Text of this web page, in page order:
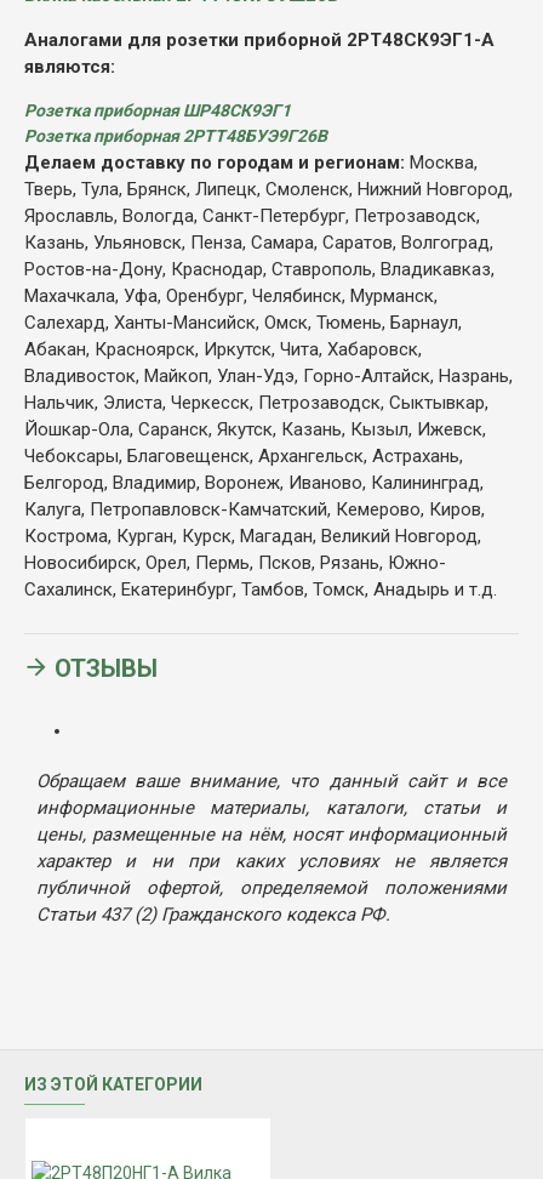
Аналогами для розетки приборной 2РТ48СК9ЭГ1-А
являются:
Розетка приборная ШР48СК9ЭГ1
Розетка приборная 2РТТ48БУЭ9Г26В
Делаем доставку по городам и регионам: Москва,
Тверь, Тула, Брянск, Липецк, Смоленск, Нижний Новгород,
Ярославль, Вологда, Санкт-Петербург, Петрозаводск,
Казань, Ульяновск, Пенза, Самара, Саратов, Волгоград,
Ростов-на-Дону, Краснодар, Ставрополь, Владикавказ,
Махачкала, Уфа, Оренбург, Челябинск, Мурманск,
Салехард, Ханты-Мансийск, Омск, Тюмень, Барнаул,
Абакан, Красноярск, Иркутск, Чита, Хабаровск,
Владивосток, Майкоп, Улан-Удэ, Горно-Алтайск, Назрань,
Нальчик, Элиста, Черкесск, Петрозаводск, Сыктывкар,
Йошкар-Ола, Саранск, Якутск, Казань, Кызыл, Ижевск,
Чебоксары, Благовещенск, Архангельск, Астрахань,
Белгород, Владимир, Воронеж, Иваново, Калининград,
Калуга, Петропавловск-Камчатский, Кемерово, Киров,
Кострома, Курган, Курск, Магадан, Великий Новгород,
Новосибирск, Орел, Пермь, Псков, Рязань, Южно-
Сахалинск, Екатеринбург, Тамбов, Томск, Анадырь и т.д.
ОТЗЫВЫ
Обращаем ваше внимание, что данный сайт и все
информационные материалы, каталоги, статьи и
цены, размещенные на нём, носят информационный
характер и ни при каких условиях не является
публичной офертой, определяемой положениями
Статьи 437 (2) Гражданского кодекса РФ.
ИЗ ЭТОЙ КАТЕГОРИИ